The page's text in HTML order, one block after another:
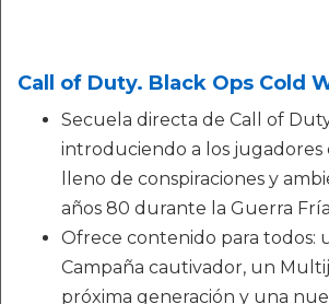
Call of Duty. Black Ops Cold
Secuela directa de Call of
introduciendo a los
lleno de conspiraciones y
años 80 durante la Guerra Fría
Ofrece contenido para todos:
Campaña cautivador, un
próxima generación y una